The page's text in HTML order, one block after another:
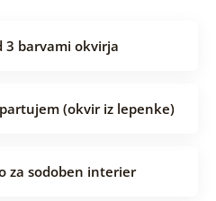
3 barvami okvirja
(okvir iz lepenke)
za sodoben interier